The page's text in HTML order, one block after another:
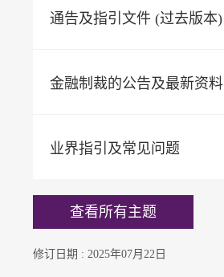
通告及指引文件 (过去版本)
金融制裁的公告及最新资料
业界指引及常见问题
查看所有主题
修订日期 : 2025年07月22日